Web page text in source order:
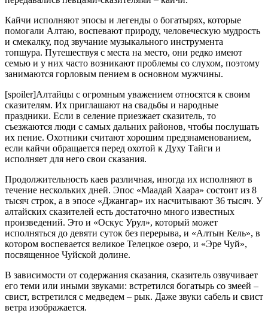
Кайчи исполняют эпосы и легенды о богатырях, которые
помогали Алтаю, воспевают природу, человеческую мудрость
и смекалку, под звучание музыкального инструмента
топшура. Путешествуя с места на место, они редко имеют
семью и у них часто возникают проблемы со слухом, поэтому
занимаются горловым пением в основном мужчины.
[spoiler]Алтайцы с огромным уважением относятся к своим
сказителям. Их приглашают на свадьбы и народные
праздники. Если в селение приезжает сказитель, то
съезжаются люди с самых дальних районов, чтобы послушать
их пение. Охотники считают хорошим предзнаменованием,
если кайчи обращается перед охотой к Духу Тайги и
исполняет для него свои сказания.
Продолжительность каев различная, иногда их исполняют в
течение нескольких дней. Эпос «Маадай Хаара» состоит из 8
тысяч строк, а в эпосе «Джангар» их насчитывают 36 тысяч. У
алтайских сказителей есть достаточно много известных
произведений. Это и «Оскус Урул», который может
исполняться до девяти суток без перерыва, и «Алтын Кель», в
котором воспевается великое Телецкое озеро, и «Эре Чуй»,
посвященное Чуйской долине.
В зависимости от содержания сказания, сказитель озвучивает
его теми или иными звуками: встретился богатырь со змеей –
свист, встретился с медведем – рык. Даже звуки сабель и свист
ветра изображается.